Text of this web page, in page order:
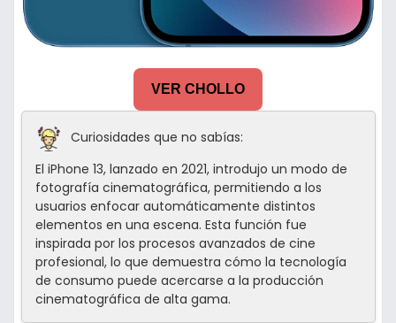
VER CHOLLO
Curiosidades que no sabías:
El iPhone 13, lanzado en 2021, introdujo un modo de
fotografía cinematográfica, permitiendo a los
usuarios enfocar automáticamente distintos
elementos en una escena. Esta función fue
inspirada por los procesos avanzados de cine
profesional, lo que demuestra cómo la tecnología
de consumo puede acercarse a la producción
cinematográfica de alta gama.